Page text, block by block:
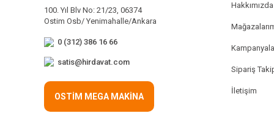
100. Yıl Blv No: 21/23, 06374
Ostim Osb/ Yenimahalle/Ankara
0 (312) 386 16 66
satis@hirdavat.com
OSTİM MEGA MAKİNA
Hakkımızda
Sipariş
İletişim